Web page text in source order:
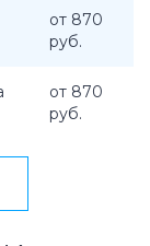
от 870
руб.
от 870
руб.